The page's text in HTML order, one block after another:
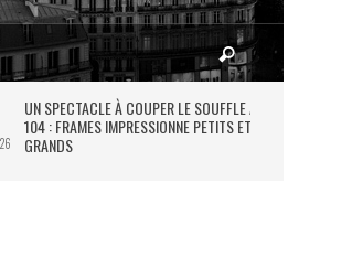
UN SPECTACLE À COUPER LE SOUFFLE AU
104 : FRAMES IMPRESSIONNE PETITS ET
GRANDS